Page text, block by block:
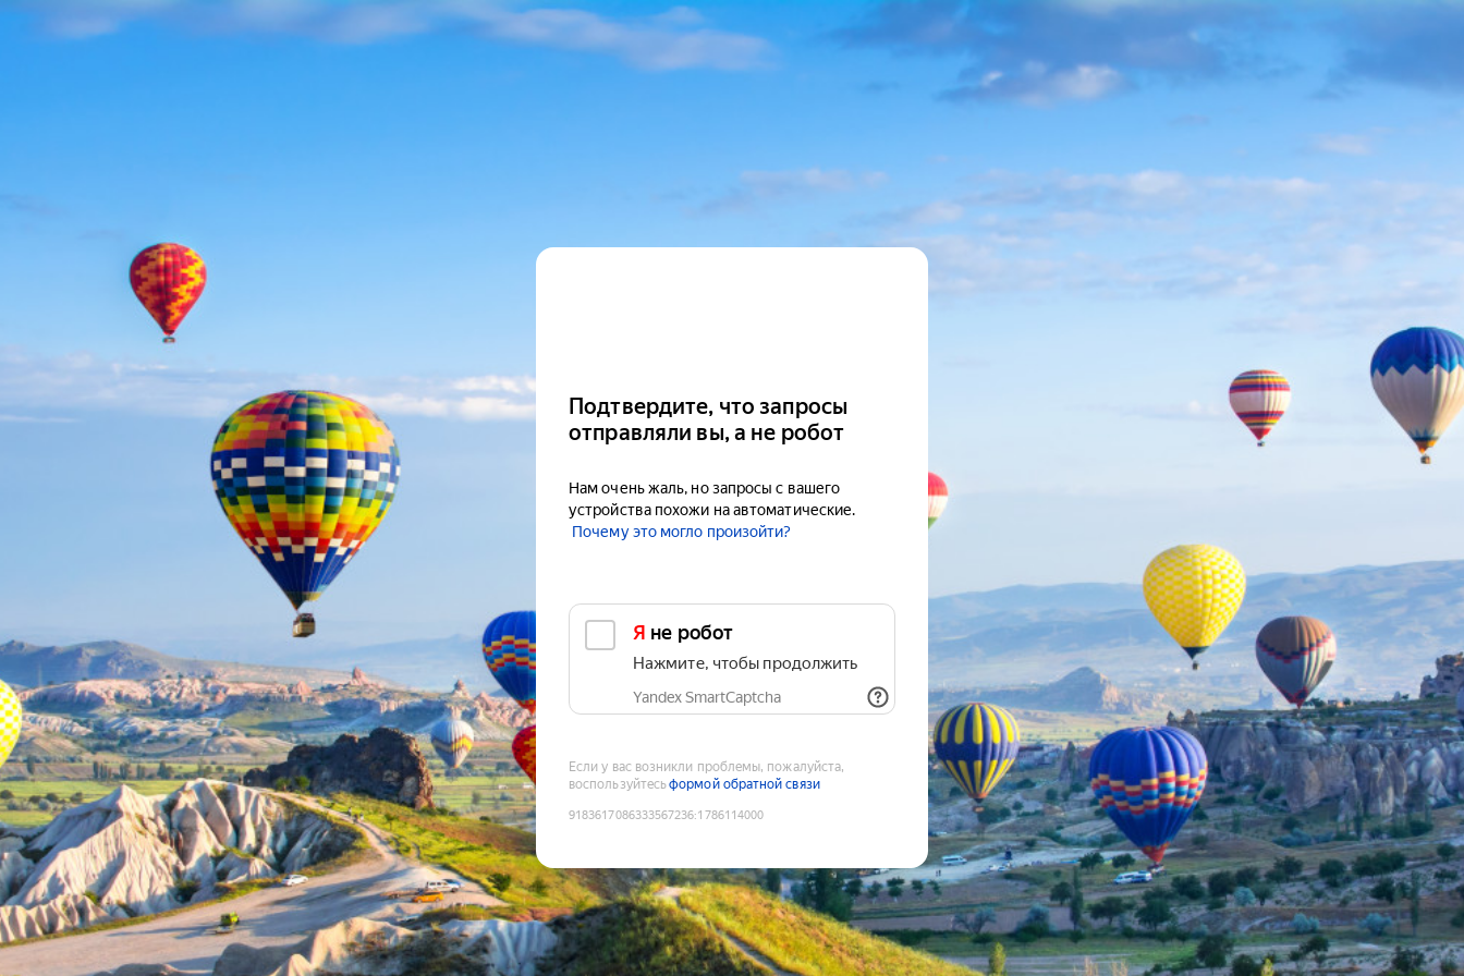
Подтвердите, что запросы
отправляли вы, а не робот
Нам очень жаль, но запросы с вашего
устройства похожи на автоматические.
Почему это могло произойти?
Я не робот
Нажмите, чтобы продолжить
Yandex SmartCaptcha
Если у вас возникли проблемы, пожалуйста,
воспользуйтесьформой обратной связи
9183617086333567236:1786114000